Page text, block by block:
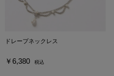
ドレープネックレス
￥6,380 税込